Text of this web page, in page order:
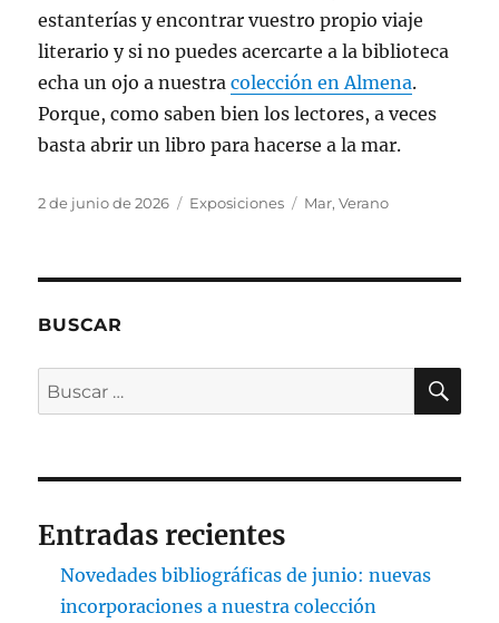
estanterías y encontrar vuestro propio viaje
literario y si no puedes acercarte a la biblioteca
echa un ojo a nuestracolección en Almena.
Porque, como saben bien los lectores, a veces
basta abrir un libro para hacerse a la mar.
Publicado
2 de junio de 2026 Categorías
Exposiciones Etiquetas
Mar,Verano
BUSCAR
Buscar
por:
Entradas recientes
Novedades bibliográficas de junio: nuevas
incorporaciones a nuestra colección